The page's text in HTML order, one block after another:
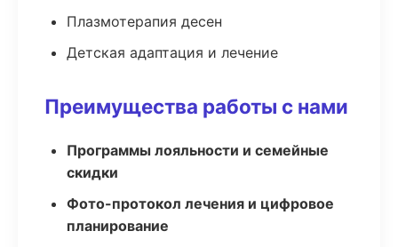
Плазмотерапия десен
Детская адаптация и лечение
Преимущества работы с нами
Программы лояльности и семейные
скидки
Фото-протокол лечения и цифровое
планирование